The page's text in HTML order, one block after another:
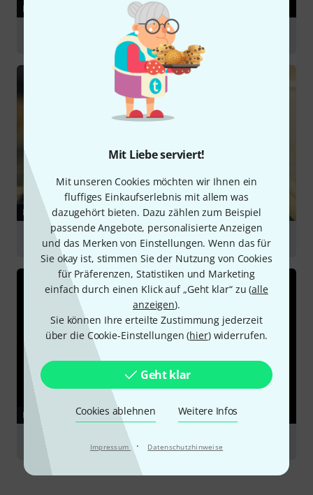
Mit Liebe serviert!
Mit unseren Cookies möchten wir Ihnen ein
fluffiges Einkaufserlebnis mit allem was
dazugehört bieten. Dazu zählen zum Beispiel
passende Angebote, personalisierte Anzeigen
und das Merken von Einstellungen. Wenn das für
Sie okay ist, stimmen Sie der Nutzung von Cookies
für Präferenzen, Statistiken und Marketing
einfach durch einen Klick auf „Geht klar“ zu (alle
anzeigen).
Sie können Ihre erteilte Zustimmung jederzeit
über die Cookie-Einstellungen (hier) widerrufen.
Geht klar
Cookies ablehnen Weitere Infos
Impressum · Datenschutzhinweise
RATGEBER
RATGEBER
Schlagzeug-Mikrofonierung
RATGEBER